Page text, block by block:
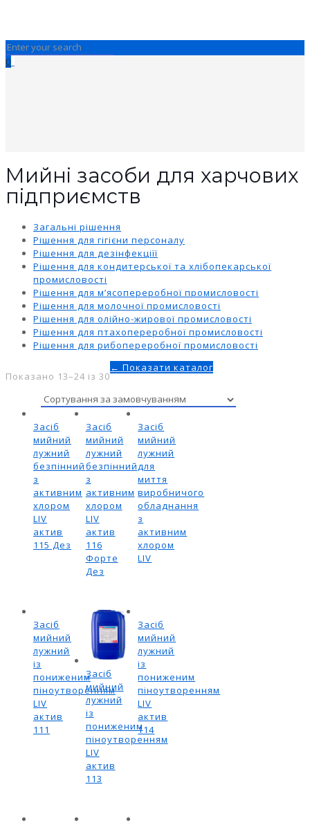
0
Мийні засоби для харчових
підприємств
Загальні рішення
Рішення для гігієни персоналу
Рішення для дезінфекціїї
Рішення для кондитерської та хлібопекарської
промисловості
Рішення для м’ясопереробної промисловості
Рішення для молочної промисловості
Рішення для олійно-жирової промисловості
Рішення для птахопереробної промисловості
Рішення для рибопереробної промисловості
Показано 13–24 із 30
← Показати каталог
Засіб
мийний
лужний
безпінний
з
активним
хлором
LIV
актив
115 Дез
Засіб
мийний
лужний
безпінний
з
активним
хлором
LIV
актив
116
Форте
Дез
Засіб
мийний
лужний
для
миття
виробничого
обладнання
з
активним
хлором
LIV
Засіб
мийний
лужний
із
пониженим
піноутворенням
LIV
актив
111
Засіб
мийний
лужний
із
пониженим
піноутворенням
LIV
актив
113
Засіб
мийний
лужний
із
пониженим
піноутворенням
LIV
актив
114